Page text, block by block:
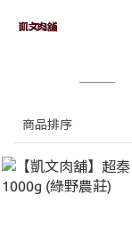
商品排序